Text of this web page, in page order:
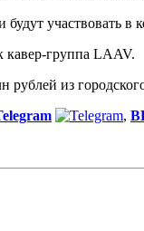
будут участвовать
кавер-группа LAAV.
рублей из
,